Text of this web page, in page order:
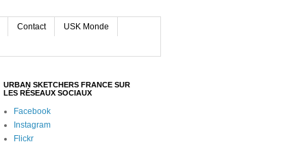
Contact USK Monde
URBAN SKETCHERS FRANCE SUR
LES RÉSEAUX SOCIAUX
Facebook
Instagram
Flickr